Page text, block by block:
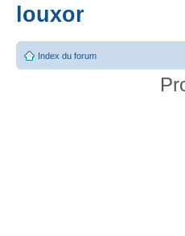
louxor
Index du forum